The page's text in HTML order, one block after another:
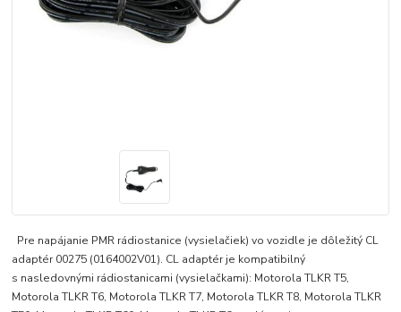
Pre napájanie PMR rádiostanice (vysielačiek) vo vozidle je dôležitý CL
adaptér 00275 (0164002V01). CL adaptér je kompatibilný
s nasledovnými rádiostanicami (vysielačkami): Motorola TLKR T5,
Motorola TLKR T6, Motorola TLKR T7, Motorola TLKR T8, Motorola TLKR